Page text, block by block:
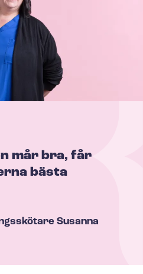
mår bra, får
bästa
Susanna